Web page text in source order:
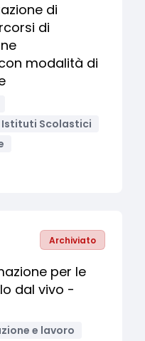
di
di
modalità di
Istituti Scolastici
Archiviato
per le
dal vivo -
e lavoro